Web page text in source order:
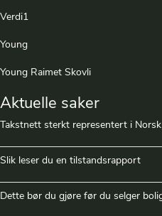
Verdi1
Young
Young Raimet Skovli
Aktuelle saker
Takstnett sterkt representert i
Slik leser du en tilstandsrapport
Dette bør du gjøre før du selger